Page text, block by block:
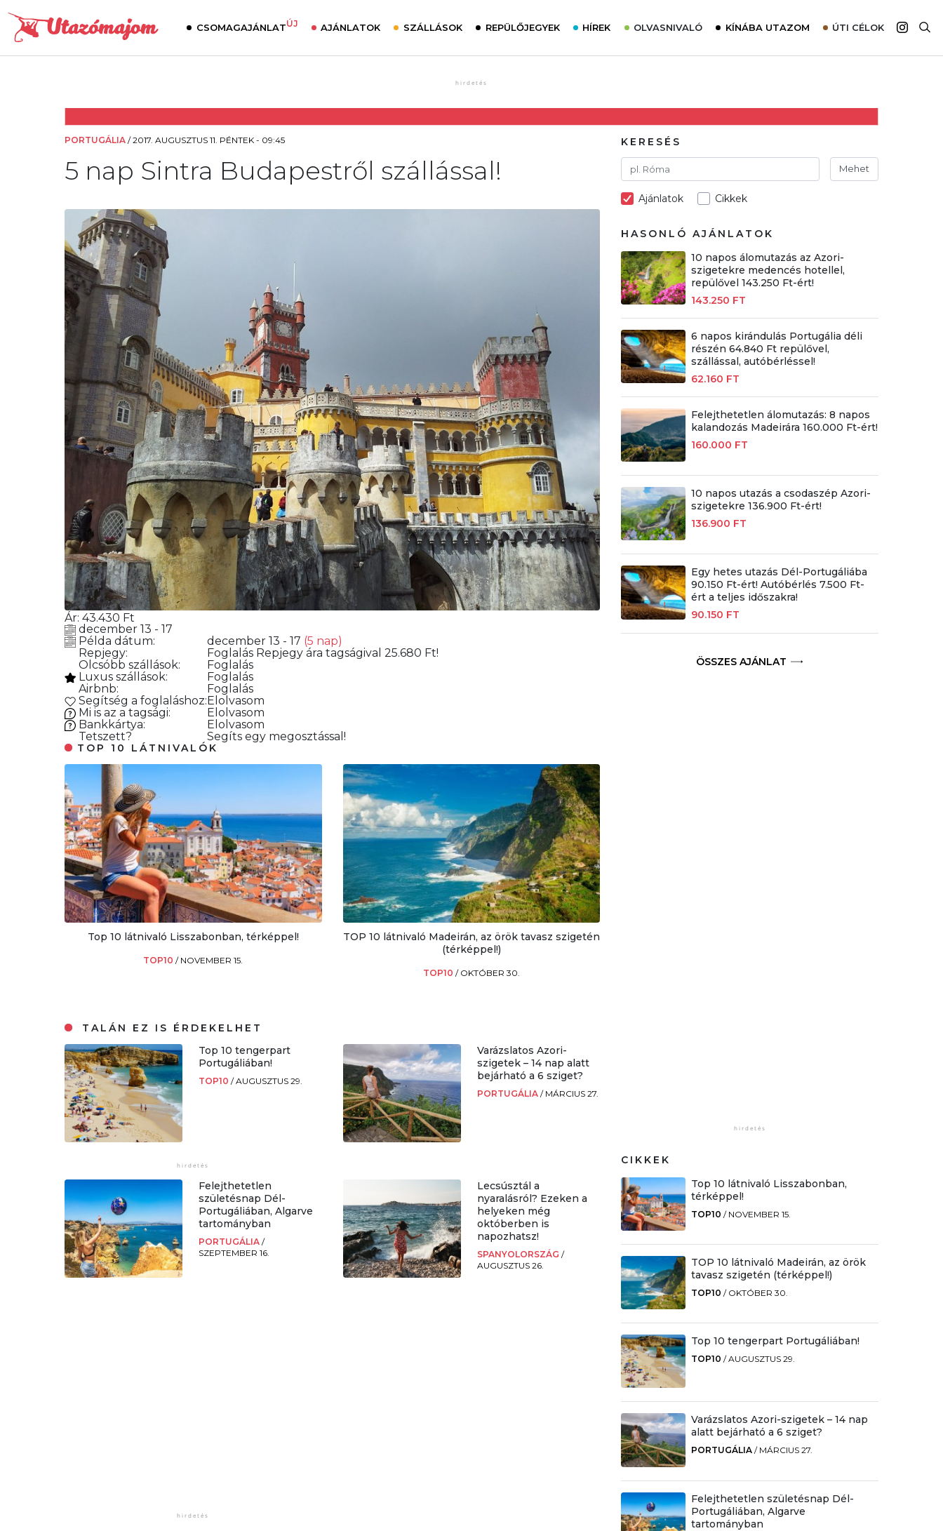
CSOMAGAJÁNLATÚJ AJÁNLATOK SZÁLLÁSOK REPÜLŐJEGYEK HÍREK OLVASNIVALÓ
Utazómajom – CitySIM kártya a világutazóknak
Élménybeszámolók
Szállodalátogatás
Sajtómegjelenések
KÍNÁBA UTAZOM ÚTI CÉLOK
Afrika
PORTUGÁLIA /2017. AUGUSZTUS 11. PÉNTEK - 09:45
5 nap Sintra Budapestről szállással!
Ár: 43.430 Ft
december 13 - 17
Példa dátum:
december 13 - 17 (5 nap)
Repjegy:
Foglalás Repjegy ára tagságival 25.680 Ft!
Olcsóbb szállások:
Foglalás
Luxus szállások:
Foglalás
Airbnb:
Foglalás
Segítség a foglaláshoz: Elolvasom
Mi is az a tagsági:
Elolvasom
Bankkártya:
Elolvasom
Tetszett?
Segíts egy megosztással!
TOP 10 LÁTNIVALÓK
Top 10 látnivaló Lisszabonban, térképpel!
TOP10/ NOVEMBER 15.
TOP 10 látnivaló Madeirán, az örök tavasz szigetén
(térképpel!)
TOP10 / OKTÓBER 30.
TALÁN EZ IS ÉRDEKELHET
Top 10 tengerpart
Portugáliában!
TOP10/AUGUSZTUS 29.
Varázslatos Azori-
szigetek – 14 nap alatt
bejárható a 6 sziget?
PORTUGÁLIA / MÁRCIUS 27.
Felejthetetlen
születésnap Dél-
Portugáliában, Algarve
tartományban
PORTUGÁLIA/
SZEPTEMBER 16.
Lecsúsztál a
nyaralásról? Ezeken a
helyeken még
októberben is
napozhatsz!
SPANYOLORSZÁG /
AUGUSZTUS 26.
KERESÉS
Mehet
Ajánlatok Cikkek
HASONLÓ AJÁNLATOK
10 napos álomutazás az Azori-
szigetekre medencés hotellel,
repülővel 143.250 Ft-ért!
143.250 FT
6 napos kirándulás Portugália déli
részén 64.840 Ft repülővel,
szállással, autóbérléssel!
62.160 FT
Felejthetetlen álomutazás: 8 napos
kalandozás Madeirára 160.000 Ft-ért!
160.000 FT
10 napos utazás a csodaszép Azori-
szigetekre 136.900 Ft-ért!
136.900 FT
Egy hetes utazás Dél-Portugáliába
90.150 Ft-ért! Autóbérlés 7.500 Ft-
ért a teljes időszakra!
90.150 FT
ÖSSZES AJÁNLAT
CIKKEK
Top 10 látnivaló Lisszabonban,
térképpel!
TOP10 / NOVEMBER 15.
TOP 10 látnivaló Madeirán, az örök
tavasz szigetén (térképpel!)
TOP10 / OKTÓBER 30.
Top 10 tengerpart Portugáliában!
TOP10 /AUGUSZTUS 29.
Varázslatos Azori-szigetek – 14 nap
alatt bejárható a 6 sziget?
PORTUGÁLIA / MÁRCIUS 27.
Felejthetetlen születésnap Dél-
Portugáliában, Algarve
tartományban